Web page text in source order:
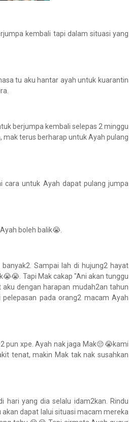
kembali tapi dalam situasi yang
tu aku hantar ayah untuk kuarantin
berjumpa kembali selepas 2 minggu
mak terus berharap untuk Ayah pulang
cara untuk Ayah dapat pulang jumpa
boleh balik😭.
Sampai lah di hujung2 hayat
Tapi Mak cakap "Ani akan tunggu
dengan harapan mudah2an tahun
pada orang2 macam Ayah
pun xpe. Ayah nak jaga Mak😔😭kami
tenat, makin Mak tak nak susahkan
hari yang dia selalu idam2kan. Rindu
dapat lalui situasi macam mereka